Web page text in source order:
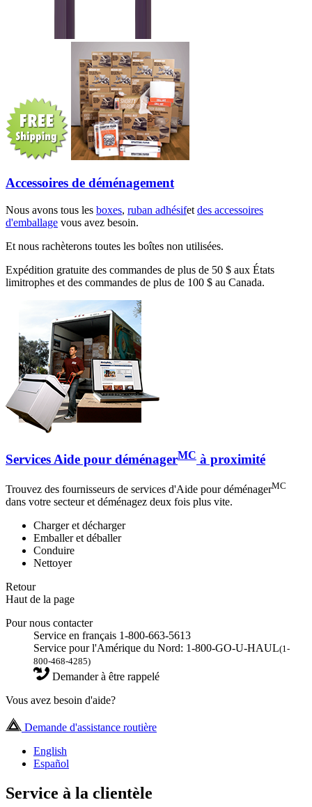
Accessoires de déménagement
Nous avons tous les boxes, ruban adhésifet des accessoires
d'emballage vous avez besoin.
Et nous rachèterons toutes les boîtes non utilisées.
Expédition gratuite des commandes de plus de 50 $ aux États
limitrophes et des commandes de plus de 100 $ au Canada.
Services Aide pour déménagerMC à proximité
Trouvez des fournisseurs de services d'Aide pour déménagerMC
dans votre secteur et déménagez deux fois plus vite.
Charger et décharger
Emballer et déballer
Conduire
Nettoyer
Retour
Haut de la page
Pour nous contacter
Service en français 1-800-663-5613
Service pour l'Amérique du Nord: 1-800-GO-U-HAUL(1-
800-468-4285)
Demander à être rappelé
Vous avez besoin d'aide?
Demande d'assistance routière
English
Español
Service à la clientèle